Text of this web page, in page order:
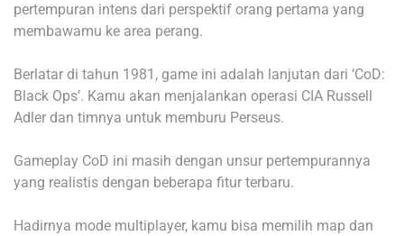
pertempuran intens dari perspektif orang pertama yang
membawamu ke area perang.
Berlatar di tahun 1981, game ini adalah lanjutan dari ‘CoD:
Black Ops’. Kamu akan menjalankan operasi CIA Russell
Adler dan timnya untuk memburu Perseus.
Gameplay CoD ini masih dengan unsur pertempurannya
yang realistis dengan beberapa fitur terbaru.
Hadirnya mode multiplayer, kamu bisa memilih map dan